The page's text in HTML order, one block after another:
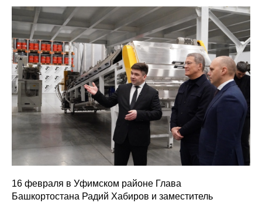
16 февраля в Уфимском районе Глава
Башкортостана Радий Хабиров и заместитель